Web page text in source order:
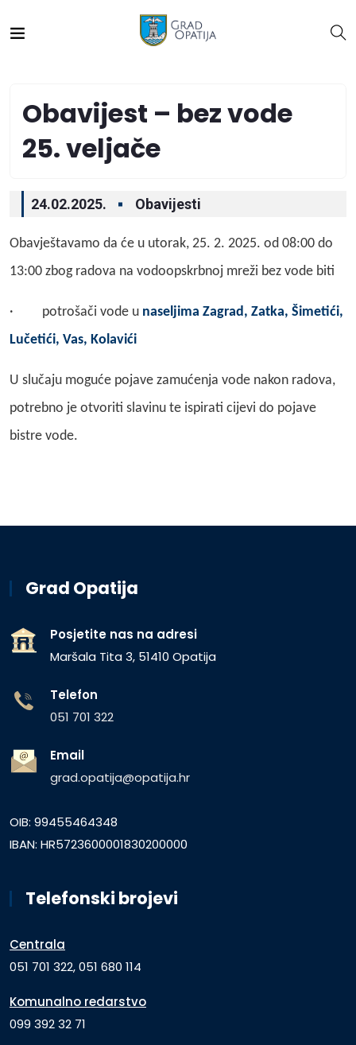
Obavijest – bez vode
25. veljače
24.02.2025. Obavijesti
Obavještavamo da će u utorak, 25. 2. 2025. od 08:00 do
13:00 zbog radova na vodoopskrbnoj mreži bez vode biti
· potrošači vode u naseljima Zagrad, Zatka, Šimetići,
Lučetići, Vas, Kolavići
U slučaju moguće pojave zamućenja vode nakon radova,
potrebno je otvoriti slavinu te ispirati cijevi do pojave
bistre vode.
Grad Opatija
Posjetite nas na adresi
Maršala Tita 3, 51410 Opatija
Telefon
051 701 322
Email
grad.opatija@opatija.hr
OIB: 99455464348
IBAN: HR5723600001830200000
Telefonski brojevi
Centrala
051 701 322, 051 680 114
Komunalno redarstvo
099 392 32 71